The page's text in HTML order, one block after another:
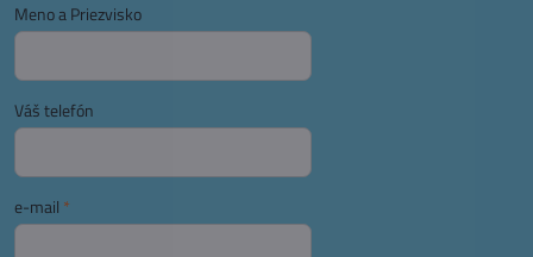
Meno a Priezvisko
Váš telefón
e-mail *